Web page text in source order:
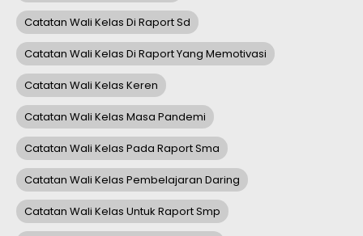
Catatan Wali Kelas Di Raport Sd
Catatan Wali Kelas Di Raport Yang Memotivasi
Catatan Wali Kelas Keren
Catatan Wali Kelas Masa Pandemi
Catatan Wali Kelas Pada Raport Sma
Catatan Wali Kelas Pembelajaran Daring
Catatan Wali Kelas Untuk Raport Smp